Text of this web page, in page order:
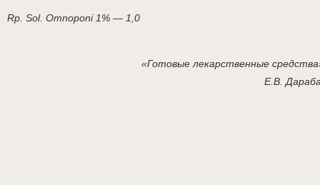
Rp. Sol. Omnoponi 1% — 1,0
«Готовые лекарственные
Е.В.